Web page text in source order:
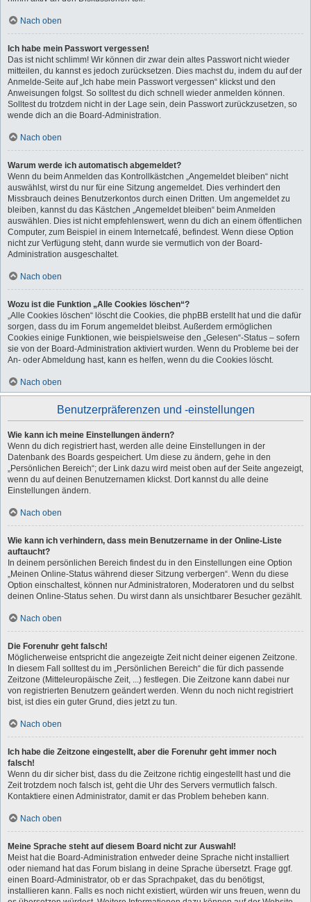
Nach oben
Ich habe mein Passwort vergessen!
Das ist nicht schlimm! Wir können dir zwar dein altes Passwort nicht wieder
mitteilen, du kannst es jedoch zurücksetzen. Dies machst du, indem du auf der
Anmelde-Seite auf „Ich habe mein Passwort vergessen“ klickst und den
Anweisungen folgst. So solltest du dich schnell wieder anmelden können.
Solltest du trotzdem nicht in der Lage sein, dein Passwort zurückzusetzen, so
wende dich an die Board-Administration.
Nach oben
Warum werde ich automatisch abgemeldet?
Wenn du beim Anmelden das Kontrollkästchen „Angemeldet bleiben“ nicht
auswählst, wirst du nur für eine Sitzung angemeldet. Dies verhindert den
Missbrauch deines Benutzerkontos durch einen Dritten. Um angemeldet zu
bleiben, kannst du das Kästchen „Angemeldet bleiben“ beim Anmelden
auswählen. Dies ist nicht empfehlenswert, wenn du dich an einem öffentlichen
Computer, zum Beispiel in einem Internetcafé, befindest. Wenn diese Option
nicht zur Verfügung steht, dann wurde sie vermutlich von der Board-
Administration ausgeschaltet.
Nach oben
Wozu ist die Funktion „Alle Cookies löschen“?
„Alle Cookies löschen“ löscht die Cookies, die phpBB erstellt hat und die dafür
sorgen, dass du im Forum angemeldet bleibst. Außerdem ermöglichen
Cookies einige Funktionen, wie beispielsweise den „Gelesen“-Status – sofern
sie von der Board-Administration aktiviert wurden. Wenn du Probleme bei der
An- oder Abmeldung hast, kann es helfen, wenn du die Cookies löscht.
Nach oben
Benutzerpräferenzen und -einstellungen
Wie kann ich meine Einstellungen ändern?
Wenn du dich registriert hast, werden alle deine Einstellungen in der
Datenbank des Boards gespeichert. Um diese zu ändern, gehe in den
„Persönlichen Bereich“; der Link dazu wird meist oben auf der Seite angezeigt,
wenn du auf deinen Benutzernamen klickst. Dort kannst du alle deine
Einstellungen ändern.
Nach oben
Wie kann ich verhindern, dass mein Benutzername in der Online-Liste
auftaucht?
In deinem persönlichen Bereich findest du in den Einstellungen eine Option
„Meinen Online-Status während dieser Sitzung verbergen“. Wenn du diese
Option einschaltest, können nur Administratoren, Moderatoren und du selbst
deinen Online-Status sehen. Du wirst dann als unsichtbarer Besucher gezählt.
Nach oben
Die Forenuhr geht falsch!
Möglicherweise entspricht die angezeigte Zeit nicht deiner eigenen Zeitzone.
In diesem Fall solltest du im „Persönlichen Bereich“ die für dich passende
Zeitzone (Mitteleuropäische Zeit, ...) festlegen. Die Zeitzone kann dabei nur
von registrierten Benutzern geändert werden. Wenn du noch nicht registriert
bist, ist dies ein guter Grund, dies jetzt zu tun.
Nach oben
Ich habe die Zeitzone eingestellt, aber die Forenuhr geht immer noch
falsch!
Wenn du dir sicher bist, dass du die Zeitzone richtig eingestellt hast und die
Zeit trotzdem noch falsch ist, geht die Uhr des Servers vermutlich falsch.
Kontaktiere einen Administrator, damit er das Problem beheben kann.
Nach oben
Meine Sprache steht auf diesem Board nicht zur Auswahl!
Meist hat die Board-Administration entweder deine Sprache nicht installiert
oder niemand hat das Forum bislang in deine Sprache übersetzt. Frage ggf.
einen Board-Administrator, ob er das Sprachpaket, das du benötigst,
installieren kann. Falls es noch nicht existiert, würden wir uns freuen, wenn du